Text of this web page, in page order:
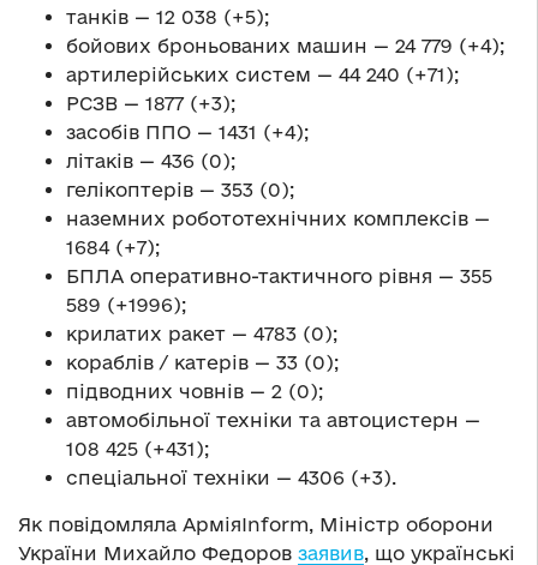
танків — 12 038 (+5);
бойових броньованих машин — 24 779 (+4);
артилерійських систем — 44 240 (+71);
РСЗВ — 1877 (+3);
засобів ППО — 1431 (+4);
літаків — 436 (0);
гелікоптерів — 353 (0);
наземних робототехнічних комплексів —
1684 (+7);
БПЛА оперативно-тактичного рівня — 355
589 (+1996);
крилатих ракет — 4783 (0);
кораблів / катерів — 33 (0);
підводних човнів — 2 (0);
автомобільної техніки та автоцистерн —
108 425 (+431);
спеціальної техніки — 4306 (+3).
Як повідомляла АрміяInform, Міністр оборони
України Михайло Федоров заявив, що українські